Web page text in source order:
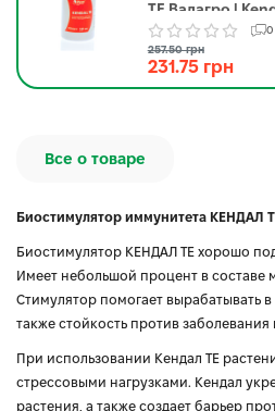
ТЕ Валагро |
TE Valagro 100 мл
0
257.50 грн
231.75 грн
Все о товаре
Биостимулятор иммунитета КЕНДАЛ
Биостимулятор КЕНДАЛ ТE хорошо
Имеет небольшой процент в составе
Стимулятор помогает вырабатывать
также стойкость против
При использовании Кендал ТЕ
стрессовыми нагрузками. Кендал
растения, а также создает барьер